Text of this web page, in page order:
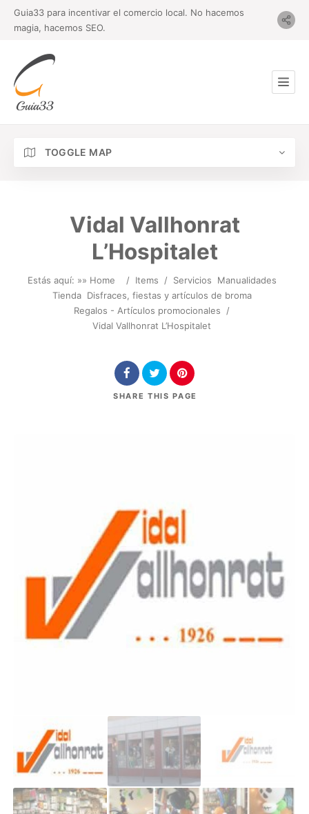
Guia33 para incentivar el comercio local. No hacemos
magia, hacemos SEO.
TOGGLE MAP
Vidal Vallhonrat
L’Hospitalet
Estás aquí: »» Home / Items / Servicios
Manualidades
Tienda Disfraces, fiestas y artículos de broma
Regalos - Artículos promocionales
/
Vidal Vallhonrat L’Hospitalet
SHARE THIS PAGE